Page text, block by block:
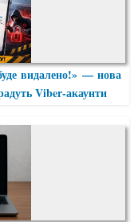
видалено!» — нова
Viber-акаунти